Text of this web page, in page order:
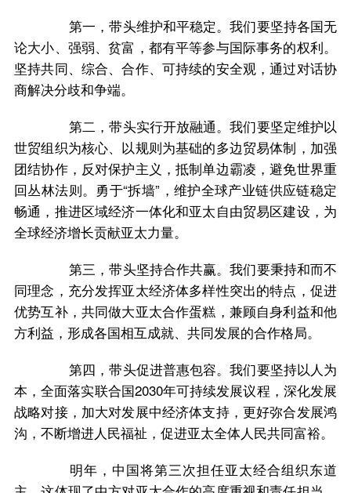
第一，带头维护和平稳定。我们要坚持各国无
论大小、强弱、贫富，都有平等参与国际事务的权利。
坚持共同、综合、合作、可持续的安全观，通过对话协
商解决分歧和争端。
第二，带头实行开放融通。我们要坚定维护以
世贸组织为核心、以规则为基础的多边贸易体制，加强
团结协作，反对保护主义，抵制单边霸凌，避免世界重
回丛林法则。勇于“拆墙”，维护全球产业链供应链稳定
畅通，推进区域经济一体化和亚太自由贸易区建设，为
全球经济增长贡献亚太力量。
第三，带头坚持合作共赢。我们要秉持和而不
同理念，充分发挥亚太经济体多样性突出的特点，促进
优势互补，共同做大亚太合作蛋糕，兼顾自身利益和他
方利益，形成各国相互成就、共同发展的合作格局。
第四，带头促进普惠包容。我们要坚持以人为
本，全面落实联合国2030年可持续发展议程，深化发展
战略对接，加大对发展中经济体支持，更好弥合发展鸿
沟，不断增进人民福祉，促进亚太全体人民共同富裕。
明年，中国将第三次担任亚太经合组织东道